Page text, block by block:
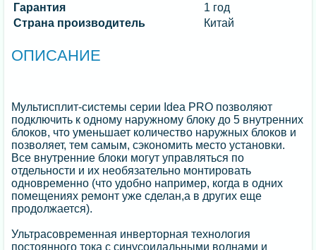
Гарантия
1 год
Страна производитель
Китай
ОПИСАНИЕ
Мультисплит-системы серии Idea PRO позволяют
подключить к одному наружному блоку до 5 внутренних
блоков, что уменьшает количество наружных блоков и
позволяет, тем самым, сэкономить место установки.
Все внутренние блоки могут управляться по
отдельности и их необязательно монтировать
одновременно (что удобно например, когда в одних
помещениях ремонт уже сделан,а в других еще
продолжается).
Ультрасовременная инверторная технология
постоянного тока с синусоидальными волнами и